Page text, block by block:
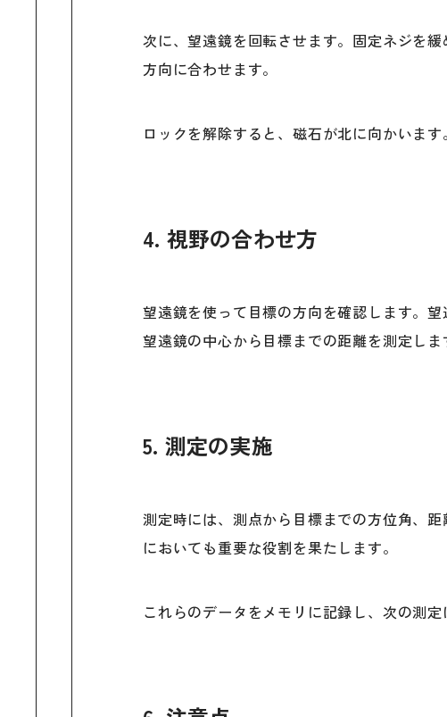
次に、望遠鏡を回転させます。固定ネジを
方向に合わせます。
ロックを解除すると、磁石が北に向かいます。
4. 視野の合わせ方
望遠鏡を使って目標の方向を確認します。
望遠鏡の中心から目標までの距離を測定しま
5. 測定の実施
測定時には、測点から目標までの方位角、
においても重要な役割を果たします。
これらのデータをメモリに記録し、次の測定